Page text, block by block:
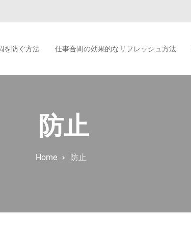
を防ぐ方法 仕事合間の効果的なリフレッシュ方法
防止
Home 防止